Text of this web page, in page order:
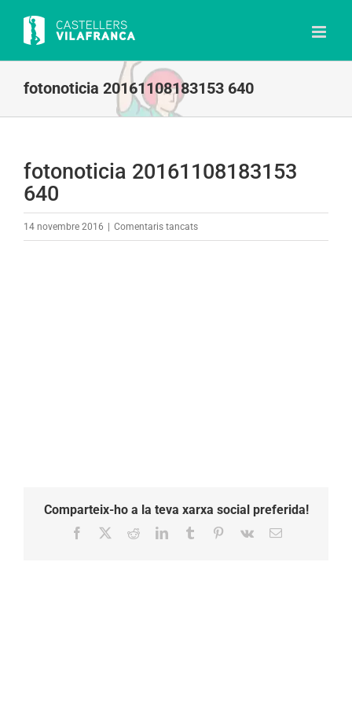
content
fotonoticia 20161108183153 640
fotonoticia 20161108183153
640
14 novembre 2016 Comentaris tancatsa
Comparteix-ho a la teva xarxa social preferida!
Facebook RedditLinkedInTumblr Pinterest
Vk Email: